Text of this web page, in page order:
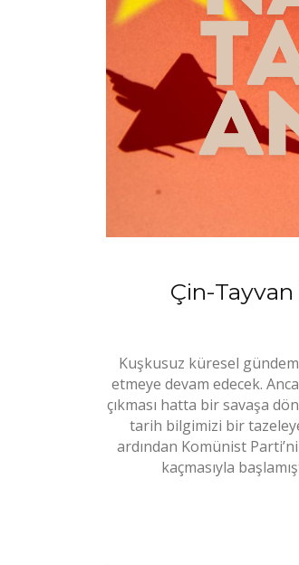
Çin-Tayvan
Kuşkusuz küresel
etmeye devam edecek.
çıkması hatta bir savaşa
tarih bilgimizi bir
ardından Komünist
kaçmasıyla